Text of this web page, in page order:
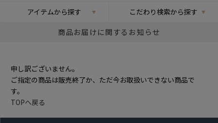
アイテムから探す こだわり検索から探す
商品お届けに関するお知らせ
申し訳ございません。
ご指定の商品は販売終了か、ただ今お取扱いできない商品で
す。
TOPへ戻る